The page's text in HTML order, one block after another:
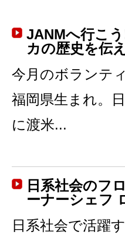
JANMへ行こ
カの歴史を伝
今月のボランテ
福岡県生まれ。
に渡米...
日系社会のフ
ーナーシェフ
日系社会で活躍